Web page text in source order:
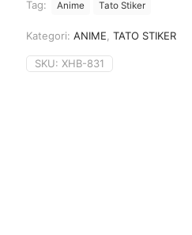
Tag: Anime Tato Stiker
Kategori: ANIME TATO STIKER
SKU: XHB-831